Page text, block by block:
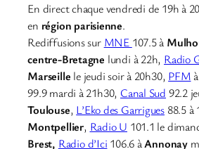
En direct chaque vendredi de 19h à
en région parisienne.
Rediffusions sur MNE 107.5 à
centre-Bretagne lundi à 22h, Radio
Marseille le jeudi soir à 20h30, PFMà
99.9 mardi à 21h30, Canal Sud 92.2
Toulouse, L’Eko des Garrigues 88.5 à
Montpellier, Radio U 101.1 le
Brest, Radio d’Ici 106.6 àAnnonay